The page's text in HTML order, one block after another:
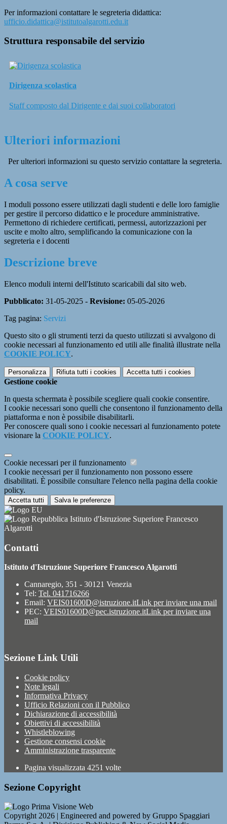
Per informazioni contattare le segreteria didattica:
ufficio.didattica@istitutoalgarotti.edu.it
Struttura responsabile del servizio
Dirigenza scolastica
Staff composto dal Dirigente e dai suoi collaboratori
Ulteriori informazioni
Per ulteriori informazioni su questo servizio contattare la segreteria.
A cosa serve
I moduli possono essere utilizzati dagli studenti e delle loro famiglie
per gestire il percorso didattico e le procedure amministrative.
Permettono di richiedere certificati, permessi, autorizzazioni per
uscite e molto altro, semplificando la comunicazione con la
segreteria e i docenti
Descrizione breve
Elenco moduli interni dell'Istituto scaricabili dal sito web.
Pubblicato: 31-05-2025 - Revisione: 05-05-2026
Tag pagina: Servizi
Questo sito o gli strumenti terzi da questo utilizzati si avvalgono di
cookie necessari al funzionamento ed utili alle finalità illustrate nella
COOKIE POLICY.
Personalizza Rifiuta tutti i cookies Accetta tutti i cookies
Gestione cookie
In questa schermata è possibile scegliere quali cookie consentire.
I cookie necessari sono quelli che consentono il funzionamento della
piattaforma e non è possibile disabilitarli.
Per conoscere quali sono i cookie necessari al funzionamento potete
visionare la COOKIE POLICY.
Cookie necessari per il funzionamento
I cookie necessari per il funzionamento non possono essere
disabilitati. È possibile consultare l'elenco nella pagina della cookie
policy.
Accetta tutti Salva le preferenze
Istituto d'Istruzione Superiore Francesco
Algarotti
Contatti
Istituto d'Istruzione Superiore Francesco Algarotti
Cannaregio, 351 - 30121 Venezia
Tel: Tel. 041716266
Email: VEIS01600D@istruzione.itLink per inviare una mail
PEC: VEIS01600D@pec.istruzione.itLink per inviare una
mail
Sezione Link Utili
Cookie policy
Note legali
Informativa Privacy
Ufficio Relazioni con il Pubblico
Dichiarazione di accessibilità
Obiettivi di accessibilità
Whistleblowing
Gestione consensi cookie
Amministrazione trasparente
Pagina visualizzata 4251 volte
Sezione Copyright
Copyright 2026 | Engineered and powered by Gruppo Spaggiari